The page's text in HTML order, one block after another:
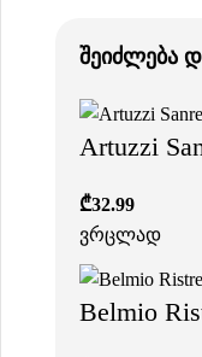
შეიძლება
Artuzzi
₾32.99
ვრცლად
Belmio